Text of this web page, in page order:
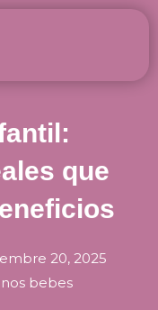
que
20, 2025
bebes